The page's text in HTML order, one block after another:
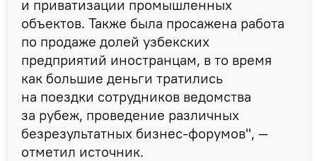
и приватизации промышленных
объектов. Также была просажена работа
по продаже долей узбекских
предприятий иностранцам, в то время
как большие деньги тратились
на поездки сотрудников ведомства
за рубеж, проведение различных
безрезультатных бизнес-форумов", —
отметил источник.